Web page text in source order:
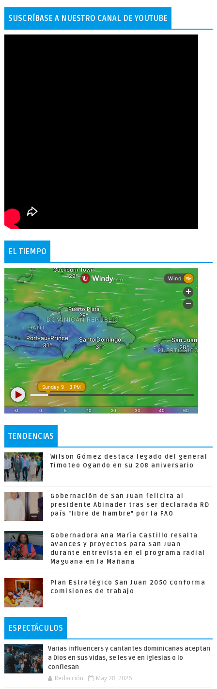
SUSCRÍBASE A NUESTRO CANAL DE YOUTUBE
EL TIEMPO
TENDENCIAS
Wilson Gómez destaca legado del general
Timoteo Ogando en su 208 aniversario
Gobernación de San Juan felicita al
presidente Abinader tras ser declarada RD
país "libre de hambre" por la FAO
Gobernadora Ana María Castillo resalta
avances y proyectos para San Juan
durante entrevista en el programa radial
Maguana en la Mañana
Plan Estratégico San Juan 2050 conforma
comisiones de trabajo
ESPECTÁCULOS
Varias influencers y cantantes dominicanas aceptan
a Dios en sus vidas, se les ve en iglesias o lo
confiesan
Redacción May 28, 2026